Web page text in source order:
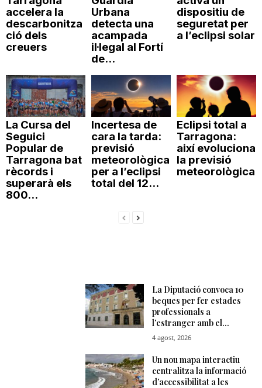
accelera la
descarbonitza
ció dels
creuers
Urbana
detecta una
acampada
il·legal al Fortí
de...
dispositiu de
seguretat per
a l’eclipsi solar
La Cursa del
Seguici
Popular de
Tarragona bat
rècords i
superarà els
800...
Incertesa de
cara la tarda:
previsió
meteorològica
per a l’eclipsi
total del 12...
Eclipsi total a
Tarragona:
així evoluciona
la previsió
meteorològica